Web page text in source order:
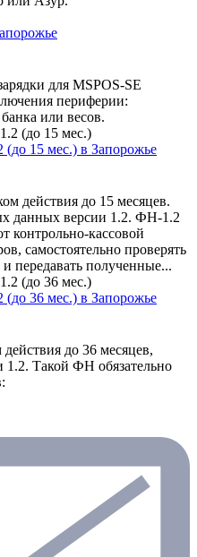
для MSPOS-SE
периферии:
или весов.
15 мес.) в Запорожье
действия до 15 месяцев.
данных версии 1.2. ФН-1.2
контрольно-кассовой
самостоятельно проверять
передавать полученные...
36 мес.) в Запорожье
до 36 месяцев,
Такой ФН обязательно